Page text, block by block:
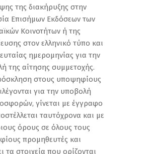
της διακήρυξης στην
Επισήμων Εκδόσεων των
Κοινοτήτων ή της
στον ελληνικό τύπο και
ημερομηνίας για την
της αίτησης συμμετοχής.
στους υποψηφίους
για την υποβολή
γίνεται με έγγραφο
ταυτόχρονα και με
όρους σε όλους τους
προμηθευτές και
τα στοιχεία που ορίζονται